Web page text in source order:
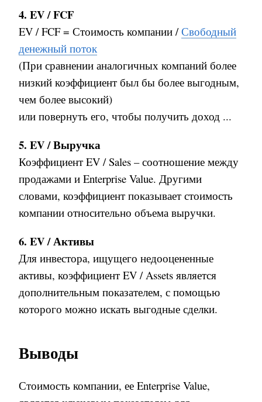
4. EV / FCF
EV / FCF = Стоимость компании /Свободный
денежный поток
(При сравнении аналогичных компаний более
низкий коэффициент был бы более выгодным,
чем более высокий)
или повернуть его, чтобы получить доход ...
5. EV / Выручка
Коэффициент EV / Sales – соотношение между
продажами и Enterprise Value. Другими
словами, коэффициент показывает стоимость
компании относительно объема выручки.
6. EV / Активы
Для инвестора, ищущего недооцененные
активы, коэффициент EV / Assets является
дополнительным показателем, с помощью
которого можно искать выгодные сделки.
Выводы
Стоимость компании, ее Enterprise Value,